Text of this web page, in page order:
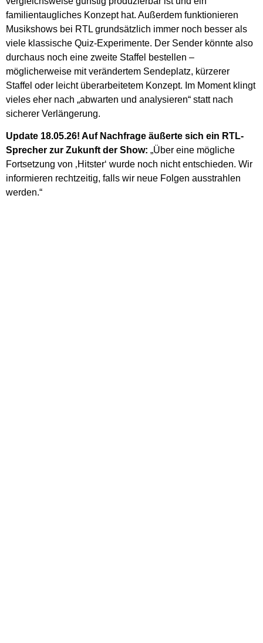
familientaugliches Konzept hat. Außerdem funktionieren
Musikshows bei RTL grundsätzlich immer noch besser als
viele klassische Quiz-Experimente. Der Sender könnte also
durchaus noch eine zweite Staffel bestellen –
möglicherweise mit verändertem Sendeplatz, kürzerer
Staffel oder leicht überarbeitetem Konzept. Im Moment klingt
vieles eher nach „abwarten und analysieren“ statt nach
sicherer Verlängerung.
Update 18.05.26! Auf Nachfrage äußerte sich ein RTL-
Sprecher zur Zukunft der Show: „Über eine mögliche
Fortsetzung von ‚Hitster‘ wurde noch nicht entschieden. Wir
informieren rechtzeitig, falls wir neue Folgen ausstrahlen
werden.“